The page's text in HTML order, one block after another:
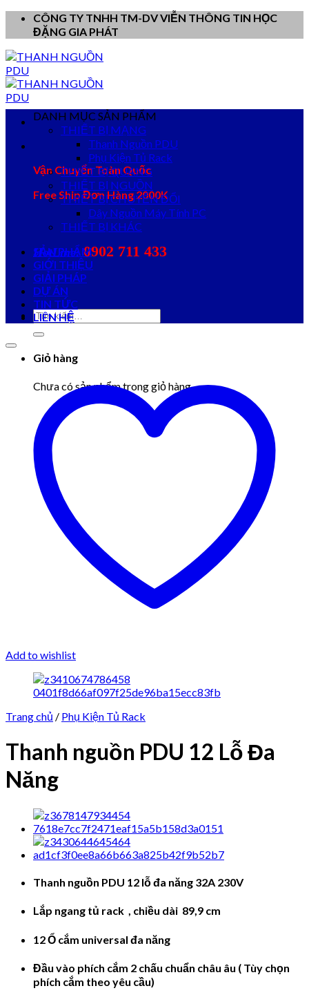
Skip
content
CÔNG TY TNHH TM-DV VIỄN THÔNG TIN HỌC
ĐẶNG GIA PHÁT
Vận Chuyển Toàn Quốc
Free Ship Đơn Hàng 2000K
HotLine: 0902 711 433
Tìm
kiếm:
Giỏ hàng
Chưa có sản phẩm trong giỏ hàng.
DANH MỤC SẢN PHẨM
THIẾT BỊ MẠNG
Thanh Nguồn PDU
Phụ Kiện Tủ Rack
THIẾT BỊ QUANG
THIẾT BỊ NGUỒN
THIẾT BỊ CHUYỂN ĐỔI
Dây Nguồn Máy Tính PC
THIẾT BỊ KHÁC
SẢN PHẨM
GIỚI THIỆU
GIẢI PHÁP
DỰ ÁN
TIN TỨC
LIÊN HỆ
Add to wishlist
Trang chủ / Phụ Kiện Tủ Rack
Thanh nguồn PDU 12 Lỗ Đa
Năng
Thanh nguồn PDU 12 lỗ đa năng 32A 230V
Lắp ngang tủ rack , chiều dài 89,9 cm
12 Ổ cắm universal đa năng
Đầu vào phích cắm 2 chấu chuẩn châu âu ( Tùy chọn
phích cắm theo yêu cầu)